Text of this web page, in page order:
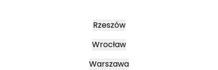
Rzeszów
Wrocław
Warszawa